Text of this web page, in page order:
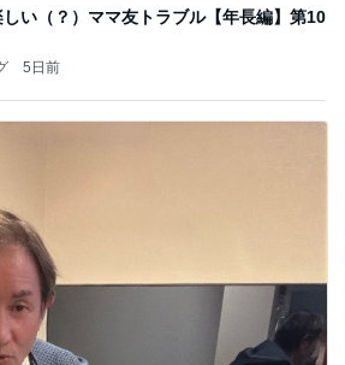
い（？）ママ友トラブル【年長編】第10
5日前